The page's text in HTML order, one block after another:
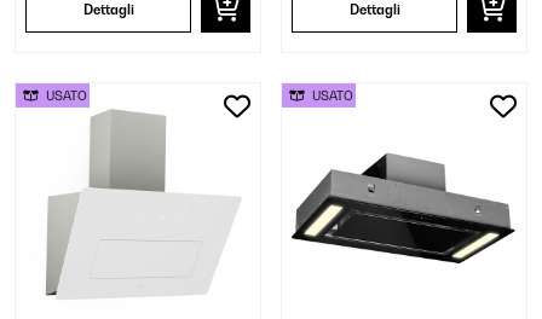
Dettagli Dettagli
USATO USATO